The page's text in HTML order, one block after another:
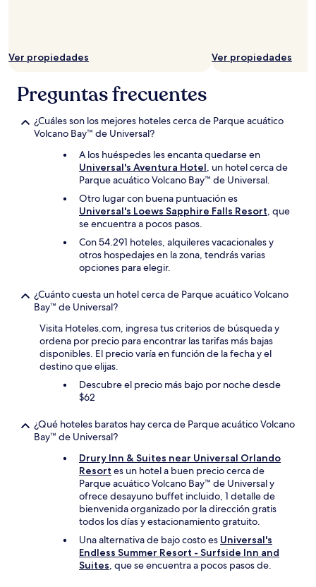
Ver propiedades Ver propiedades
Preguntas frecuentes
¿Cuáles son los mejores hoteles cerca de Parque acuático
Volcano Bay™ de Universal?
A los huéspedes les encanta quedarse en
Universal's Aventura Hotel, un hotel cerca de
Parque acuático Volcano Bay™ de Universal.
Otro lugar con buena puntuación es
Universal's Loews Sapphire Falls Resort, que
se encuentra a pocos pasos.
Con 54.291 hoteles, alquileres vacacionales y
otros hospedajes en la zona, tendrás varias
opciones para elegir.
¿Cuánto cuesta un hotel cerca de Parque acuático Volcano
Bay™ de Universal?
Visita Hoteles.com, ingresa tus criterios de búsqueda y
ordena por precio para encontrar las tarifas más bajas
disponibles. El precio varía en función de la fecha y el
destino que elijas.
Descubre el precio más bajo por noche desde
$62
¿Qué hoteles baratos hay cerca de Parque acuático Volcano
Bay™ de Universal?
Drury Inn & Suites near Universal Orlando
Resort es un hotel a buen precio cerca de
Parque acuático Volcano Bay™ de Universal y
ofrece desayuno buffet incluido, 1 detalle de
bienvenida organizado por la dirección gratis
todos los días y estacionamiento gratuito.
Una alternativa de bajo costo es Universal's
Endless Summer Resort - Surfside Inn and
Suites, que se encuentra a pocos pasos de.